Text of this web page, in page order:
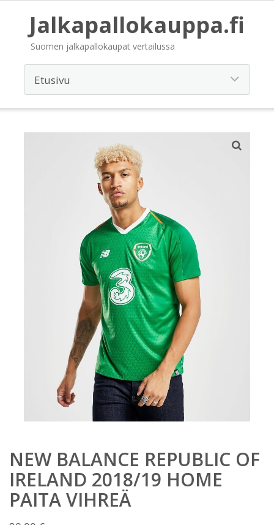
Jalkapallokauppa.fi
Suomen jalkapallokaupat vertailussa
NEW BALANCE REPUBLIC OF
IRELAND 2018/19 HOME
PAITA VIHREÄ